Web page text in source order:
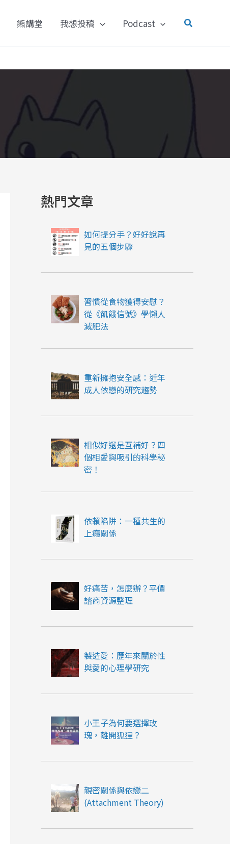
熊講堂 我想投稿 Podcast
搜
熱門文章
如何提分手？好好說再
見的五個步驟
習慣從食物獲得安慰？
從《飢餓信號》學懶人
減肥法
重新擁抱安全感：近年
成人依戀的研究趨勢
相似好還是互補好？四
個相愛與吸引的科學秘
密！
依賴陷阱：一種共生的
上癮關係
好痛苦，怎麼辦？平價
諮商資源整理
製造愛：歷年來關於性
與愛的心理學研究
小王子為何要選擇玫
瑰，離開狐狸？
親密關係與依戀二
(Attachment Theory)